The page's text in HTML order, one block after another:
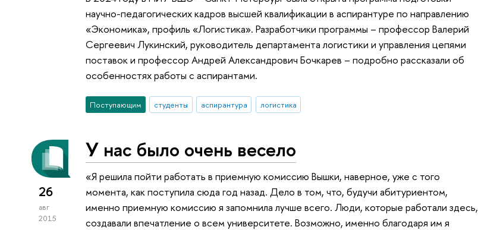
научно-педагогических кадров высшей квалификации в аспирантуре по направлению
«Экономика», профиль «Логистика». Разработчики программы – профессор Валерий
Сергеевич Лукинский, руководитель департамента логистики и управления цепями
поставок и профессор Андрей Александрович Бочкарев – подробно рассказали об
особенностях работы с аспирантами.
Поступающим студенты аспирантура логистика
26
авг
2015
У нас было очень весело
«Я решила пойти работать в приемную комиссию Вышки, наверное, уже с того
момента, как поступила сюда год назад. Дело в том, что, будучи абитуриентом,
именно приемную комиссию я запомнила лучше всего. Люди, которые работали здесь,
создавали впечатление о всем университете. Возможно, именно благодаря им я